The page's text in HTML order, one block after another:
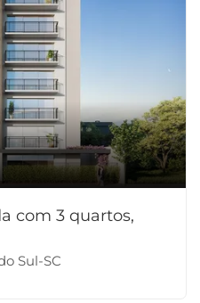
com 3 quartos,
Sul-SC